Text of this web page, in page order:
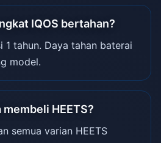
IQOS bertahan?
1 tahun. Daya tahan baterai
model.
HEETS?
semua varian HEETS